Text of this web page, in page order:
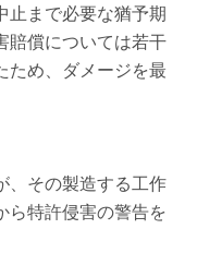
止まで必要な猶予期
賠償については若干
ため、ダメージを最
、その製造する工作
ら特許侵害の警告を